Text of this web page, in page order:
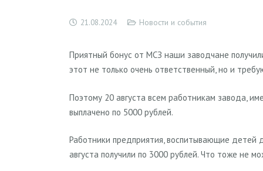
21.08.2024 Новости и события
Приятный бонус от МСЗ наши заводчане
этот не только очень ответственный, но и
Поэтому 20 августа всем работникам завода,
выплачено по 5000 рублей.
Работники предприятия, воспитывающие детей
августа получили по 3000 рублей. Что тоже не